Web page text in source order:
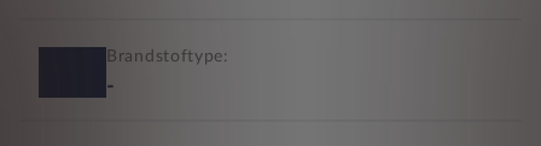
Brandstoftype:
-